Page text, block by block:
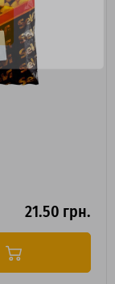
21.50 грн.